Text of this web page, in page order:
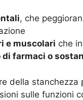
, che
e muscolari che
di farmaci o
della
sulle funzioni